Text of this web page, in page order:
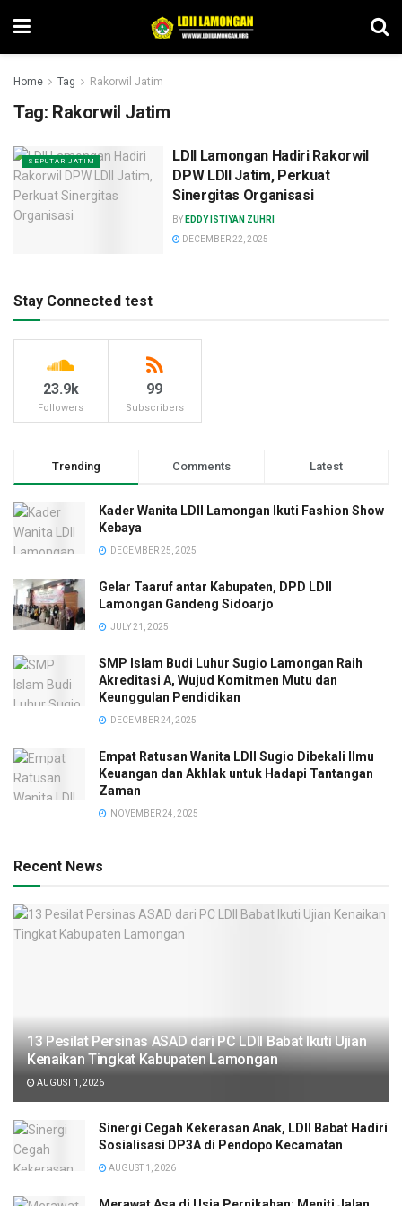
Home Tag Rakorwil Jatim
Tag: Rakorwil Jatim
SEPUTAR JATIM
LDII Lamongan Hadiri Rakorwil
DPW LDII Jatim, Perkuat
Sinergitas Organisasi
BY EDDY ISTIYAN ZUHRI
DECEMBER 22, 2025
Stay Connected test
23.9k
Followers
99
Subscribers
Trending Comments Latest
Kader Wanita LDII Lamongan Ikuti Fashion Show
Kebaya
DECEMBER 25, 2025
Gelar Taaruf antar Kabupaten, DPD LDII
Lamongan Gandeng Sidoarjo
JULY 21, 2025
SMP Islam Budi Luhur Sugio Lamongan Raih
Akreditasi A, Wujud Komitmen Mutu dan
Keunggulan Pendidikan
DECEMBER 24, 2025
Empat Ratusan Wanita LDII Sugio Dibekali Ilmu
Keuangan dan Akhlak untuk Hadapi Tantangan
Zaman
NOVEMBER 24, 2025
Recent News
13 Pesilat Persinas ASAD dari PC LDII Babat Ikuti Ujian
Kenaikan Tingkat Kabupaten Lamongan
AUGUST 1, 2026
Sinergi Cegah Kekerasan Anak, LDII Babat Hadiri
Sosialisasi DP3A di Pendopo Kecamatan
AUGUST 1, 2026